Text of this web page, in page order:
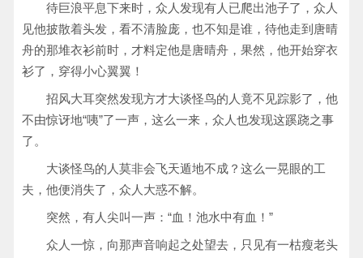
待巨浪平息下来时，众人发现有人已爬出池子了，众人
见他披散着头发，看不清脸庞，也不知是谁，待他走到唐晴
舟的那堆衣衫前时，才料定他是唐晴舟，果然，他开始穿衣
衫了，穿得小心翼翼！
招风大耳突然发现方才大谈怪鸟的人竟不见踪影了，他
不由惊讶地“咦”了一声，这么一来，众人也发现这蹊跷之事
了。
大谈怪鸟的人莫非会飞天遁地不成？这么一晃眼的工
夫，他便消失了，众人大惑不解。
突然，有人尖叫一声：“血！池水中有血！”
众人一惊，向那声音响起之处望去，只见有一枯瘦老头